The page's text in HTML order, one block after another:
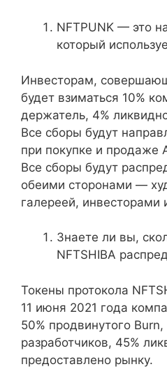
NFTPUNK — это
который
Инвесторам,
будет взиматься 10%
держатель, 4%
Все сборы будут
при покупке и продаже
Все сборы будут
обеими сторонами —
галереей, инвесторами
Знаете ли вы,
NFTSHIBA
Токены протокола
11 июня 2021 года
50% продвинутого
разработчиков, 45%
предоставлено рынку.